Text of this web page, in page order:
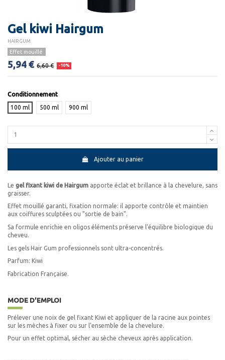
Gel kiwi Hairgum
HAIRGUM
Effet mouillé
5,94 € 6,60 € -10%
Conditionnement
100 ml
500 ml 900 ml
Ajouter au panier
Le gel fixant kiwi de Hairgum apporte éclat et brillance à la chevelure, sans
graisser.
Effet mouillé garanti, fixation normale: il apporte contrôle et maintien
aux coiffures sculptées ou "sortie de bain".
Sa formule enrichie en oligos éléments préserve l'équilibre biologique du
cheveu.
Les gels Hair Gum professionnels sont ultra-concentrés.
Parfum: Kiwi
Fabrication Française.
MODE D'EMPLOI
Prélever une noix de gel fixant Kiwi et appliquer de la racine aux pointes
sur les mèches à fixer ou sur l'ensemble de la chevelure.
Pour un effet optimal, sécher au sèche cheveux après application.